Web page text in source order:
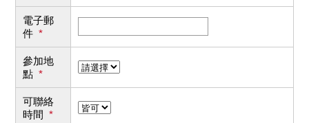
電子郵
件 *
參加地
點 *
可聯絡
時間 *